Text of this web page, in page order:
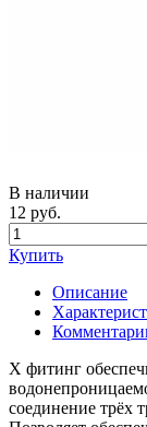
В наличии
12 руб.
Купить
Описание
Х фитинг
соединение трёх